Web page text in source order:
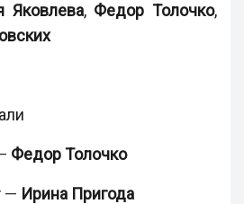
Яковлева, Федор Толочко,
Федор Толочко
— Ирина Пригода